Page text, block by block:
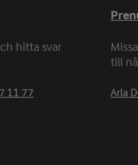
hitta svar
11 77
till
Arla